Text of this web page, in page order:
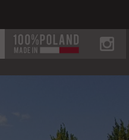
instagram